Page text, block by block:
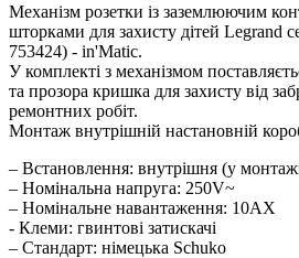
Механізм розетки із заземлюючим
шторками для захисту дітей Legrand
753424) - in'Matic.
У комплекті з механізмом
та прозора кришка для захисту від
ремонтних робіт.
Монтаж внутрішній настановній
– Встановлення: внутрішня (у
– Номінальна напруга: 250V~
– Номінальне навантаження: 10AX
- Клеми: гвинтові затискачі
– Стандарт: німецька Schuko